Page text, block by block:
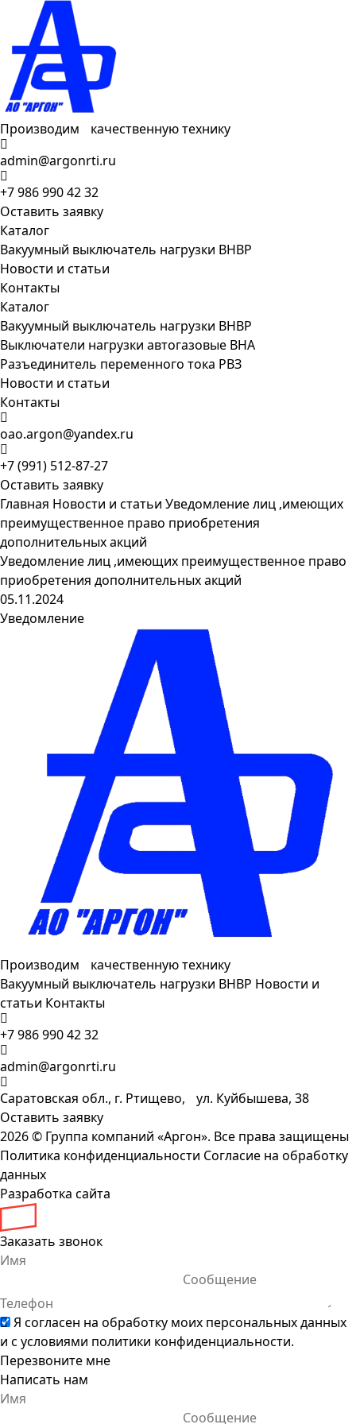
Производим качественную технику
admin@argonrti.ru
+7 986 990 42 32
Оставить заявку
Каталог
Вакуумный выключатель нагрузки ВНВР
Новости и статьи
Контакты
Каталог
Вакуумный выключатель нагрузки ВНВР
Выключатели нагрузки автогазовые ВНА
Разъединитель переменного тока РВЗ
Новости и статьи
Контакты
oao.argon@yandex.ru
+7 (991) 512-87-27
Оставить заявку
Главная Новости и статьи Уведомление лиц ,имеющих
преимущественное право приобретения
дополнительных акций
Уведомление лиц ,имеющих преимущественное право
приобретения дополнительных акций
05.11.2024
Уведомление
Производим качественную технику
Вакуумный выключатель нагрузки ВНВР Новости и
статьи Контакты
+7 986 990 42 32
admin@argonrti.ru
Саратовская обл., г. Ртищево, ул. Куйбышева, 38
Оставить заявку
2026 © Группа компаний «Аргон». Все права защищены
Политика конфиденциальности Согласие на обработку
данных
Разработка сайта
Заказать звонок
Я согласен на обработку моих персональных данных
и с условиями политики конфиденциальности.
Перезвоните мне
Написать нам